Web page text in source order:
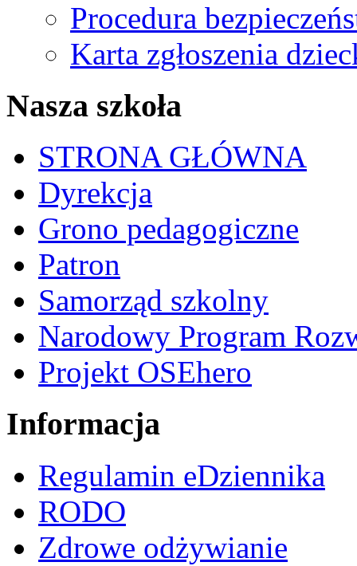
Procedura
Karta zgłoszenia
Nasza szkoła
STRONA GŁÓWNA
Dyrekcja
Grono pedagogiczne
Patron
Samorząd szkolny
Narodowy Program
Projekt OSEhero
Informacja
Regulamin eDziennika
RODO
Zdrowe odżywianie